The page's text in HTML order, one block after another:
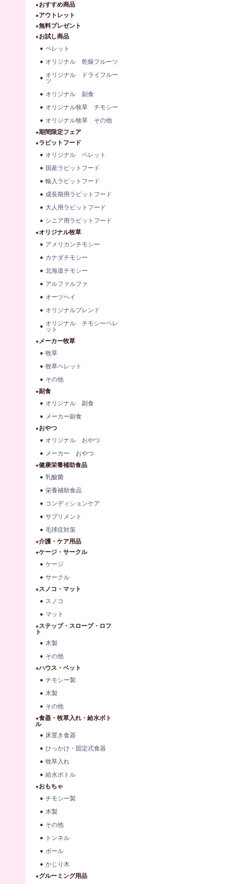
★おすすめ商品
★アウトレット
★無料プレゼント
★お試し商品
ペレット
オリジナル 乾燥フルーツ
オリジナル ドライフルー
ツ
オリジナル 副食
オリジナル牧草 チモシー
オリジナル牧草 その他
★期間限定フェア
★ラビットフード
オリジナル ペレット
国産ラビットフード
輸入ラビットフード
成長期用ラビットフード
大人用ラビットフード
シニア用ラビットフード
★オリジナル牧草
アメリカンチモシー
カナダチモシー
北海道チモシー
アルファルファ
オーツヘイ
オリジナルブレンド
オリジナル チモシーペレ
ット
★メーカー牧草
牧草
牧草ペレット
その他
★副食
オリジナル 副食
メーカー副食
★おやつ
オリジナル おやつ
メーカー おやつ
★健康栄養補助食品
乳酸菌
栄養補助食品
コンディションケア
サプリメント
毛球症対策
★介護・ケア用品
★ケージ・サークル
ケージ
サークル
★スノコ・マット
スノコ
マット
★ステップ・スロープ・ロフ
ト
木製
その他
★ハウス・ベット
チモシー製
木製
その他
★食器・牧草入れ・給水ボト
ル
床置き食器
ひっかけ・固定式食器
牧草入れ
給水ボトル
★おもちゃ
チモシー製
木製
その他
トンネル
ボール
かじり木
★グルーミング用品